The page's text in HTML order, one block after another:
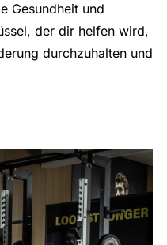
Gesundheit und
der dir helfen wird,
durchzuhalten und